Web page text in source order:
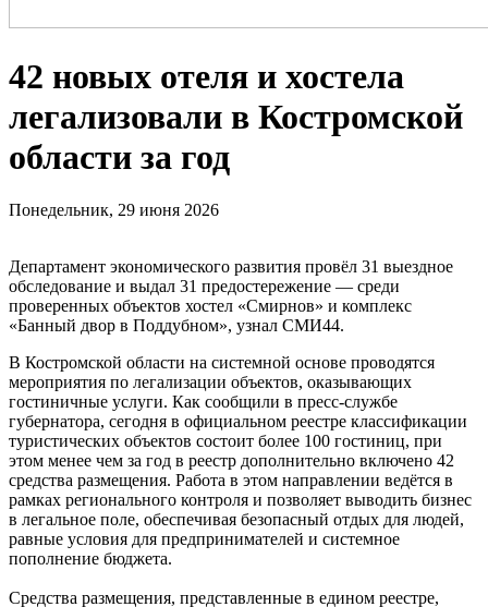
42 новых отеля и хостела
легализовали в Костромской
области за год
Понедельник, 29 июня 2026
Департамент экономического развития провёл 31 выездное
обследование и выдал 31 предостережение — среди
проверенных объектов хостел «Смирнов» и комплекс
«Банный двор в Поддубном», узнал СМИ44.
В Костромской области на системной основе проводятся
мероприятия по легализации объектов, оказывающих
гостиничные услуги. Как сообщили в пресс-службе
губернатора, сегодня в официальном реестре классификации
туристических объектов состоит более 100 гостиниц, при
этом менее чем за год в реестр дополнительно включено 42
средства размещения. Работа в этом направлении ведётся в
рамках регионального контроля и позволяет выводить бизнес
в легальное поле, обеспечивая безопасный отдых для людей,
равные условия для предпринимателей и системное
пополнение бюджета.
Средства размещения, представленные в едином реестре,